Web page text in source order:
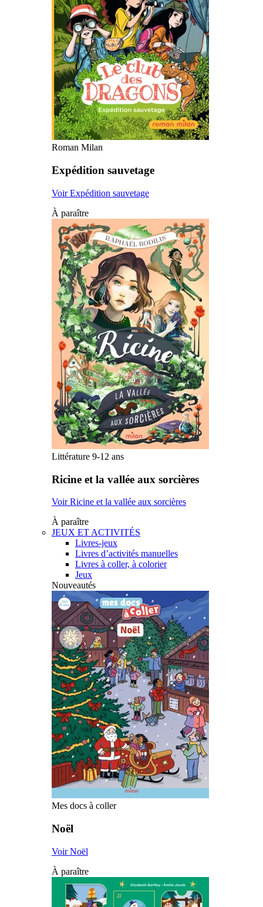
Roman Milan
Expédition sauvetage
Voir Expédition sauvetage
À paraître
Littérature 9-12 ans
Ricine et la vallée aux sorcières
Voir Ricine et la vallée aux sorcières
À paraître
JEUX ET ACTIVITÉS
Livres-jeux
Livres d’activités manuelles
Livres à coller, à colorier
Jeux
Nouveautés
Mes docs à coller
Noël
Voir Noël
À paraître